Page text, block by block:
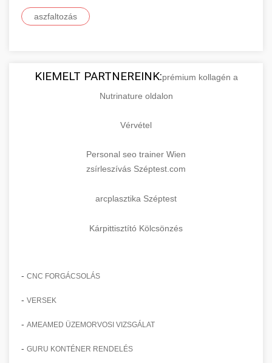
aszfaltozás
KIEMELT PARTNEREINK:prémium kollagén a
Nutrinature oldalon
Vérvétel
Personal seo trainer Wien
zsírleszívás Széptest.com
arcplasztika Széptest
Kárpittisztító Kölcsönzés
- CNC FORGÁCSOLÁS
- VERSEK
- AMEAMED ÜZEMORVOSI VIZSGÁLAT
- GURU KONTÉNER RENDELÉS